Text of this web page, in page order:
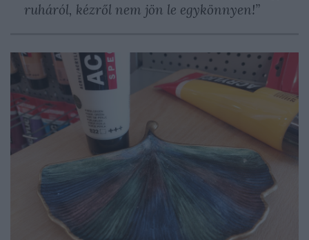
ruháról, kézről nem jön le egykönnyen!”